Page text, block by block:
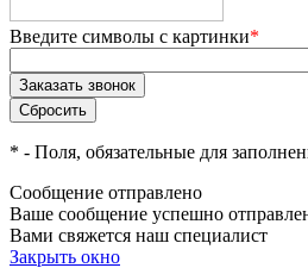
Введите символы с картинки*
* - Поля, обязательные для
Сообщение отправлено
Ваше сообщение успешно
Вами свяжется наш специалист
Закрыть окно